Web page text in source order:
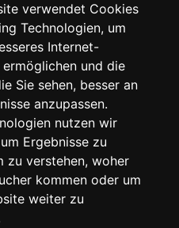
verwendet Cookies
Technologien, um
Internet-
ermöglichen und die
Sie sehen, besser an
anzupassen.
nutzen wir
Ergebnisse zu
zu verstehen, woher
kommen oder um
weiter zu
Zeiten geöffnet
- 17:00 Uhr
- 12:00 Uhr
- 12:00 Uhr
- 12:00 Uhr